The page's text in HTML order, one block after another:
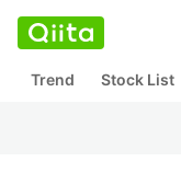
Trend Stock List